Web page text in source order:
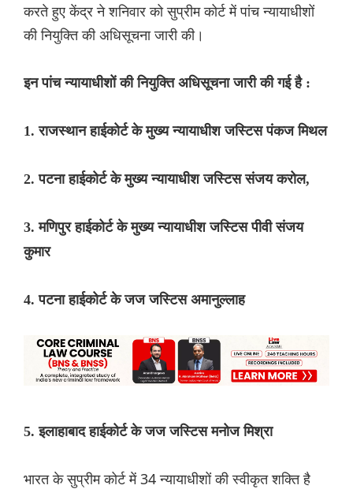
करते हुए केंद्र ने शनिवार को सुप्रीम कोर्ट में पांच न्यायाधीशों
की नियुक्ति की अधिसूचना जारी की।
इन पांच न्यायाधीशों की नियुक्ति अधिसूचना जारी की गई है :
1. राजस्थान हाईकोर्ट के मुख्य न्यायाधीश जस्टिस पंकज मिथल
2. पटना हाईकोर्ट के मुख्य न्यायाधीश जस्टिस संजय करोल,
3. मणिपुर हाईकोर्ट के मुख्य न्यायाधीश जस्टिस पीवी संजय
कुमार
4. पटना हाईकोर्ट के जज जस्टिस अमानुल्लाह
5. इलाहाबाद हाईकोर्ट के जज जस्टिस मनोज मिश्रा
भारत के सुप्रीम कोर्ट में 34 न्यायाधीशों की स्वीकृत शक्ति है